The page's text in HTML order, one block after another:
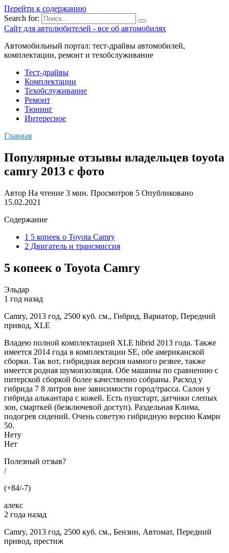
Перейти к содержанию
Search for:
Сайт для автолюбителей - все об автомобилях
Автомобильный портал: тест-драйвы автомобилей,
комплектации, ремонт и техобслуживание
Тест-драйвы
Комплектации
Техобслуживание
Ремонт
Тюнинг
Интересное
Главная
Популярные отзывы владельцев toyota
camry 2013 с фото
Автор На чтение 3 мин. Просмотров 5 Опубликовано
15.02.2021
Содержание
1 5 копеек о Toyota Camry
2 Двигатель и трансмиссия
5 копеек о Toyota Camry
Эльдар
1 год назад
Camry, 2013 год, 2500 куб. см., Гибрид, Вариатор, Передний
привод, XLE
Владею полной комплектацией XLE hibrid 2013 года. Также
имеется 2014 года в комплектации SE, обе американской
сборки. Так вот, гибридная версия намного резвее, также
имеется родная шумоизоляция. Обе машины по сравнению с
питерской сборкой более качественно собраны. Расход у
гибрида 7 8 литров вне зависимости город/трасса. Салон у
гибрида алькантара с кожей. Есть пушстарт, датчики слепых
зон, смарткей (безключевой доступ). Раздельная Клима,
подогрев сидений. Очень советую гибридную версию Камри
50.
Нету
Нет
Полезный отзыв?
/
(+84/-7)
алекс
2 года назад
Camry, 2013 год, 2500 куб. см., Бензин, Автомат, Передний
привод, престиж